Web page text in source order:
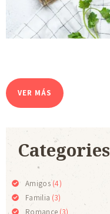
VER MÁS
Categories
Amigos(4)
Familia (3)